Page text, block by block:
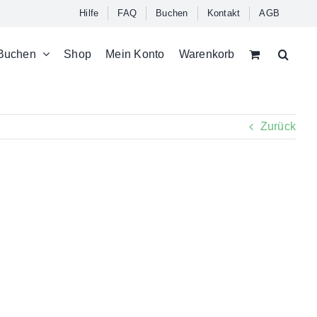
Hilfe FAQ Buchen Kontakt AGB
Shop Mein Konto Warenkorb
Zurück